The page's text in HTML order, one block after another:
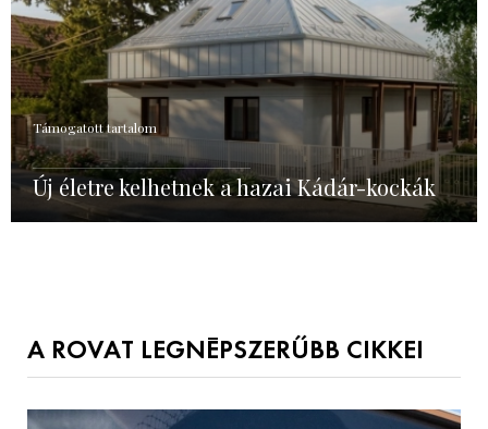
Támogatott tartalom
Új életre kelhetnek a hazai Kádár-kockák
A ROVAT LEGNÉPSZERŰBB CIKKEI